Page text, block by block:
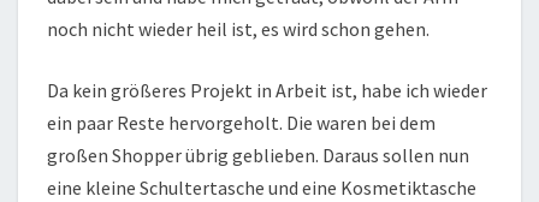
noch nicht wieder heil ist, es wird schon gehen.
Da kein größeres Projekt in Arbeit ist, habe ich wieder
ein paar Reste hervorgeholt. Die waren bei dem
großen Shopper übrig geblieben. Daraus sollen nun
eine kleine Schultertasche und eine Kosmetiktasche